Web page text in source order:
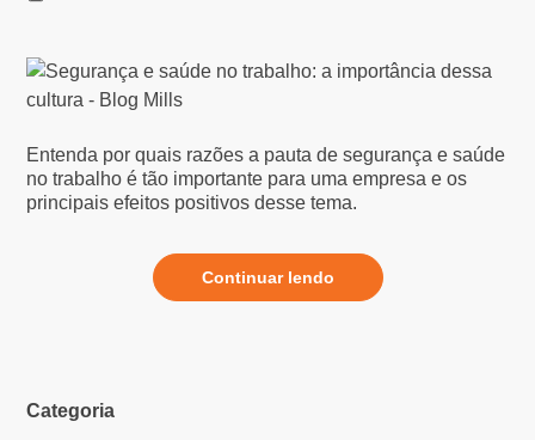
Categoria
Entenda por quais razões a pauta de segurança e saúde
no trabalho é tão importante para uma empresa e os
principais efeitos positivos desse tema.
Continuar lendo